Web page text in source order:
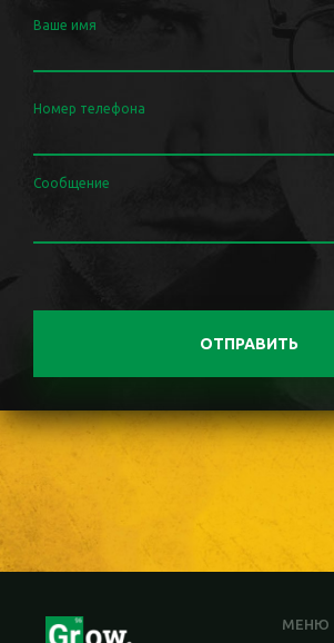
Ваше имя
Номер телефона
Сообщение
ОТПРАВИТЬ
МЕНЮ